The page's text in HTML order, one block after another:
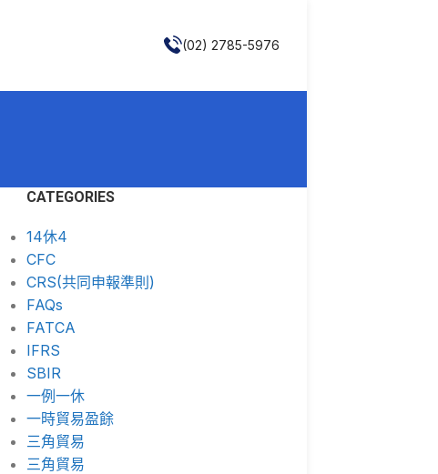
(02) 2785-5976
CATEGORIES
14休4
CFC
CRS(共同申報準則)
FAQs
FATCA
IFRS
SBIR
一例一休
一時貿易盈餘
三角貿易
三角貿易